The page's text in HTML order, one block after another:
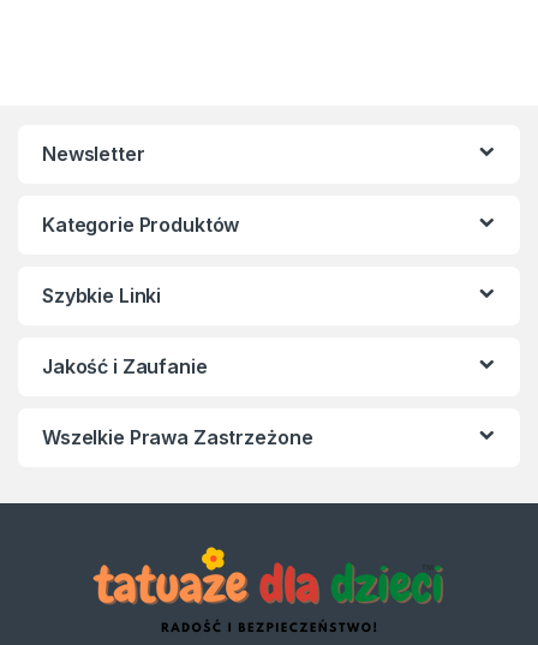
Newsletter
Kategorie Produktów
Szybkie Linki
Jakość i Zaufanie
Wszelkie Prawa Zastrzeżone